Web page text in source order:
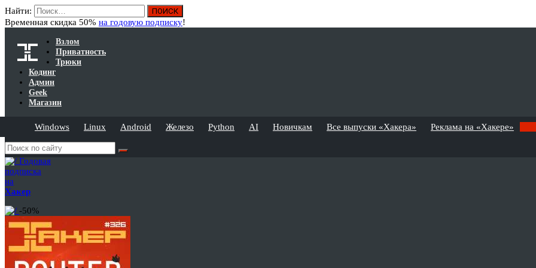
Найти:
Временная скидка 50% на годовую подписку!
Взлом
Приватность
Трюки
Кодинг
Админ
Geek
Магазин
Windows Linux Android Железо Python AI Новичкам Все выпуски «Хакера» Реклама на «Хакере»
Годовая
подписка
на
Хакер
-50%